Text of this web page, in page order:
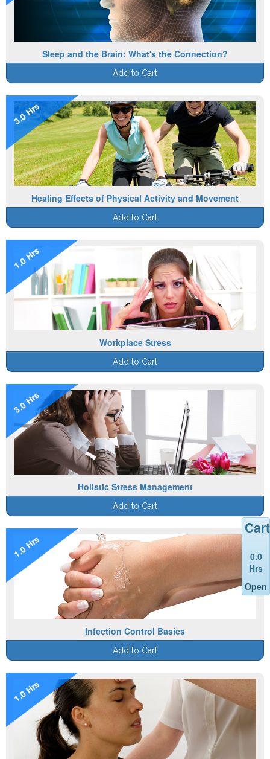
Sleep and the Brain: What's the Connection?
Add to Cart
3.0 Hrs
Healing Effects of Physical Activity and Movement
Add to Cart
1.0 Hrs
Workplace Stress
Add to Cart
3.0 Hrs
Holistic Stress Management
Add to Cart
1.0 Hrs
Infection Control Basics
Add to Cart
1.0 Hrs
Cart
0.0
Hrs
Open